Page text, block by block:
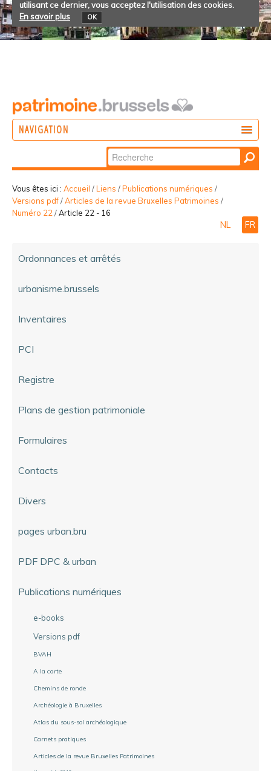
utilisant ce dernier, vous acceptez l'utilisation des cookies.
En savoir plus
OK
NAVIGATION
PARTICIPER
Chercher par
Recherche
avancée…
Vous êtes ici : Accueil /Liens /Publications numériques /
Versions pdf/Articles de la revue Bruxelles Patrimoines /
Numéro 22 /Article 22 - 16
NL FR
Ordonnances et arrêtés
urbanisme.brussels
Inventaires
PCI
Registre
Plans de gestion patrimoniale
Formulaires
Contacts
Divers
pages urban.bru
PDF DPC & urban
Publications numériques
e-books
Versions pdf
BVAH
A la carte
Chemins de ronde
Archéologie à Bruxelles
Atlas du sous-sol archéologique
Carnets pratiques
Articles de la revue Bruxelles Patrimoines